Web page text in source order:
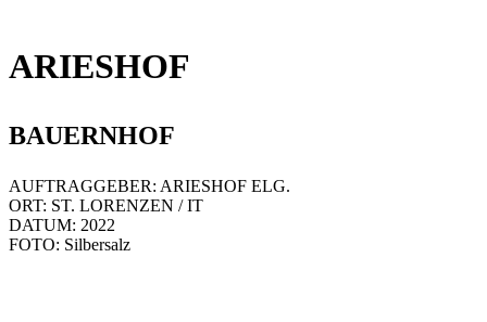
ARIESHOF
BAUERNHOF
AUFTRAGGEBER: ARIESHOF ELG.
ORT: ST. LORENZEN / IT
DATUM: 2022
FOTO: Silbersalz